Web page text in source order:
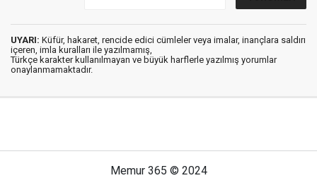
UYARI: Küfür, hakaret, rencide edici cümleler veya imalar, inançlara saldırı
içeren, imla kuralları ile yazılmamış,
Türkçe karakter kullanılmayan ve büyük harflerle yazılmış yorumlar
onaylanmamaktadır.
Memur 365 © 2024